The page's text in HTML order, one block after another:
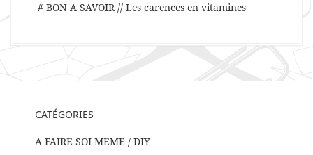
# BON A SAVOIR // Les carences en vitamines
CATÉGORIES
A FAIRE SOI MEME / DIY